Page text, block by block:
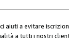
aiuti a evitare
a tutti i nostri